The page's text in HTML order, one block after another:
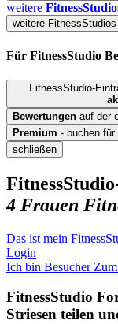
weitere
weitere
Für FitnessStudio
FitnessStudio-
Bewertungen auf der
Premium - buchen
schließen
4 Frauen
Das ist mein
Login
Ich bin Besucher
FitnessStudio
Striesen teilen